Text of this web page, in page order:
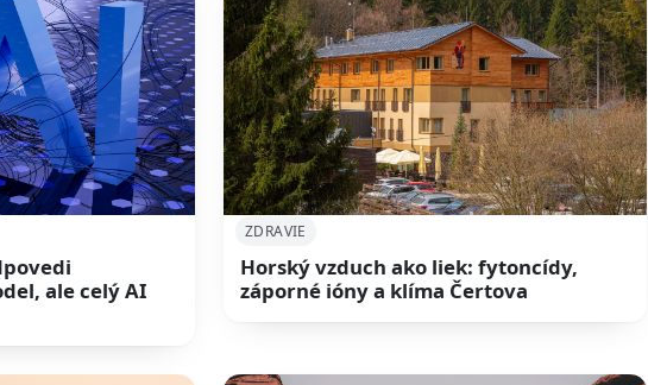
ale celý AI
ZDRAVIE
Horský vzduch ako liek: fytoncídy,
záporné ióny a klíma Čertova